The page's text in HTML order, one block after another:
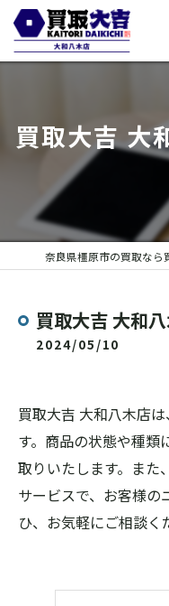
買取大吉 大
買取大吉 大和
2024/05/10
買取大吉 大和八木店
す。商品の状態や種類
取りいたします。また
サービスで、お客様の
ひ、お気軽にご相談く